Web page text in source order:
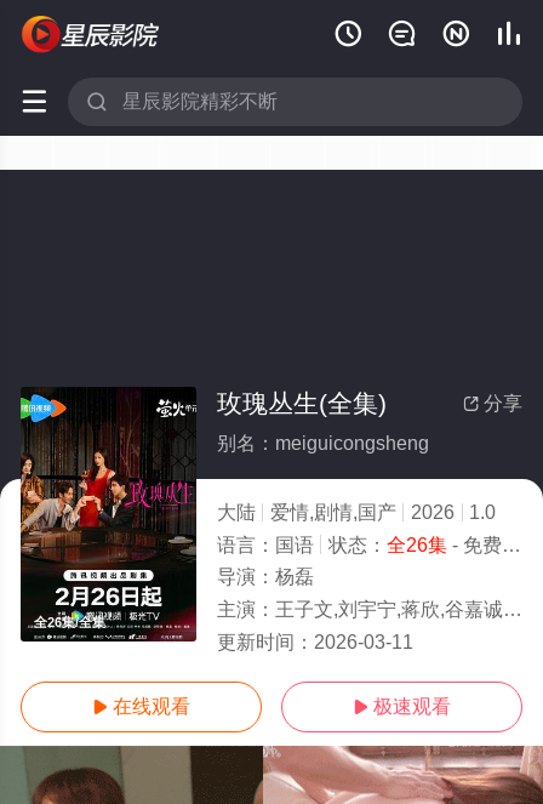
   
 
全26集/全集
 分享
玫瑰丛生(全集)
别名：meiguicongsheng
大陆 爱情,剧情,国产 2026
1.0
语言： 国语 状态： 全26集- 免费在线观看
导演： 杨磊
主演： 王子文,刘宇宁,蒋欣,谷嘉诚,朱嘉琦,黄子琪,安沺,周大为,杨杏,明道,龚蓓苾,祝绪丹,韩栋,尤靖茹,黄灿灿,是
更新时间： 2026-03-11
 在线观看  极速观看